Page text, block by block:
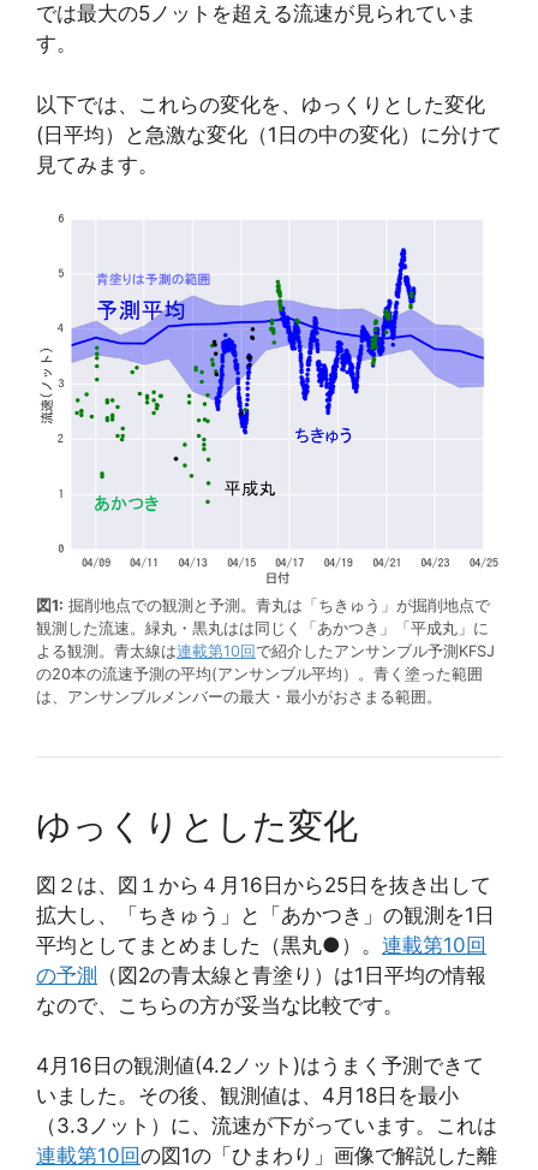
では最大の5ノットを超える流速が見られていま
す。
以下では、これらの変化を、ゆっくりとした変化
(日平均）と急激な変化（1日の中の変化）に分けて
見てみます。
図1: 掘削地点での観測と予測。青丸は「ちきゅう」が掘削地点で
観測した流速。緑丸・黒丸はは同じく「あかつき」「平成丸」に
よる観測。青太線は連載第10回で紹介したアンサンブル予測KFSJ
の20本の流速予測の平均(アンサンブル平均）。青く塗った範囲
は、アンサンブルメンバーの最大・最小がおさまる範囲。
ゆっくりとした変化
図２は、図１から４月16日から25日を抜き出して
拡大し、「ちきゅう」と「あかつき」の観測を1日
平均としてまとめました（黒丸●）。 連載第10回
の予測 （図2の青太線と青塗り）は1日平均の情報
なので、こちらの方が妥当な比較です。
4月16日の観測値(4.2ノット)はうまく予測できて
いました。その後、観測値は、4月18日を最小
（3.3ノット）に、流速が下がっています。これは
連載第10回の図1の「ひまわり」画像で解説した離